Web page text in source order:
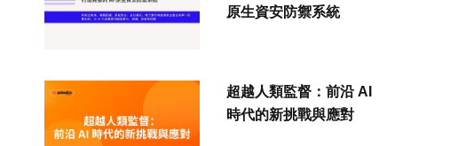
原生資安防禦系統
超越人類監督：前沿 AI
時代的新挑戰與應對